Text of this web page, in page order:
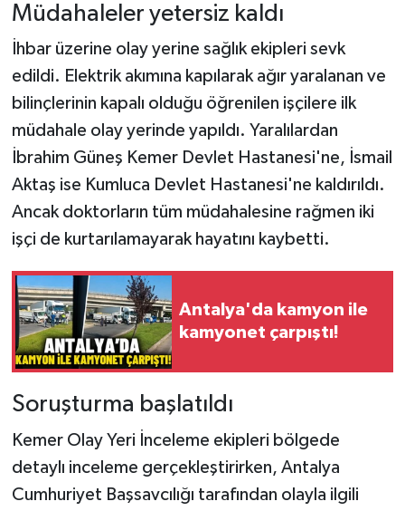
Müdahaleler yetersiz kaldı
İhbar üzerine olay yerine sağlık ekipleri sevk
edildi. Elektrik akımına kapılarak ağır yaralanan ve
bilinçlerinin kapalı olduğu öğrenilen işçilere ilk
müdahale olay yerinde yapıldı. Yaralılardan
İbrahim Güneş Kemer Devlet Hastanesi'ne, İsmail
Aktaş ise Kumluca Devlet Hastanesi'ne kaldırıldı.
Ancak doktorların tüm müdahalesine rağmen iki
işçi de kurtarılamayarak hayatını kaybetti.
Antalya'da kamyon ile
kamyonet çarpıştı!
Soruşturma başlatıldı
Kemer Olay Yeri İnceleme ekipleri bölgede
detaylı inceleme gerçekleştirirken, Antalya
Cumhuriyet Başsavcılığı tarafından olayla ilgili